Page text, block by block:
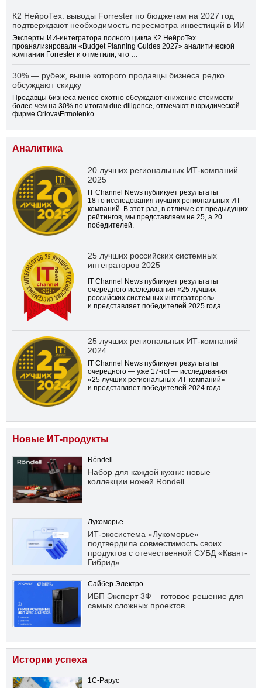
К2 НейроТех: выводы Forrester по бюджетам на 2027 год
подтверждают необходимость пересмотра инвестиций в ИИ
Эксперты ИИ-интегратора полного цикла К2 НейроТех
проанализировали «Budget Planning Guides 2027» аналитической
компании Forrester и отметили, что …
30% — рубеж, выше которого продавцы бизнеса редко
обсуждают скидку
Продавцы бизнеса менее охотно обсуждают снижение стоимости
более чем на 30% по итогам due diligence, отмечают в юридической
фирме Orlova\Ermolenko …
Аналитика
20 лучших региональных ИТ-компаний
2025
IT Channel News публикует результаты
18-го исследования лучших региональных ИТ-
компаний. В этот раз, в отличие от предыдущих
рейтингов, мы представляем не 25, а 20
победителей.
25 лучших российских системных
интеграторов 2025
IT Channel News публикует результаты
очередного исследования «25 лучших
российских системных интеграторов»
и представляет победителей 2025 года.
25 лучших региональных ИТ-компаний
2024
IT Channel News публикует результаты
очередного — уже 17-го! — исследования
«25 лучших региональных ИТ-компаний»
и представляет победителей 2024 года.
Новые ИТ-продукты
Röndell
Набор для каждой кухни: новые
коллекции ножей Rondell
Лукоморье
ИТ-экосистема «Лукоморье»
подтвердила совместимость своих
продуктов с отечественной СУБД «Квант-
Гибрид»
Сайбер Электро
ИБП Эксперт 3Ф – готовое решение для
самых сложных проектов
Истории успеха
1С-Рарус